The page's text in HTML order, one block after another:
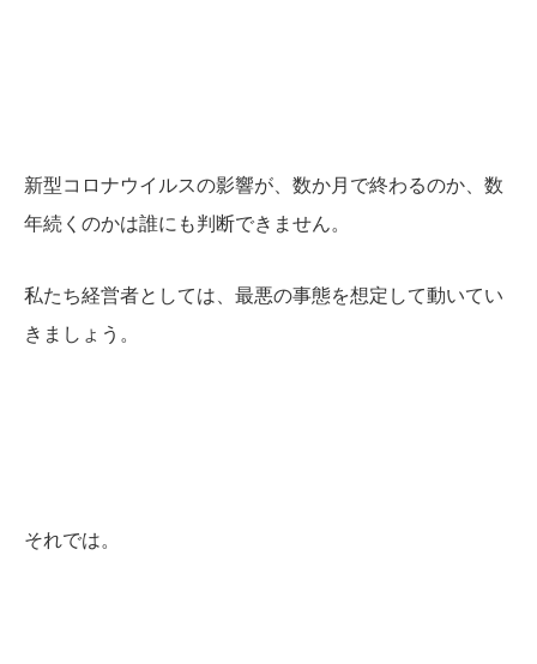
新型コロナウイルスの影響が、数か月で終わるのか、数
年続くのかは誰にも判断できません。
私たち経営者としては、最悪の事態を想定して動いてい
きましょう。
それでは。